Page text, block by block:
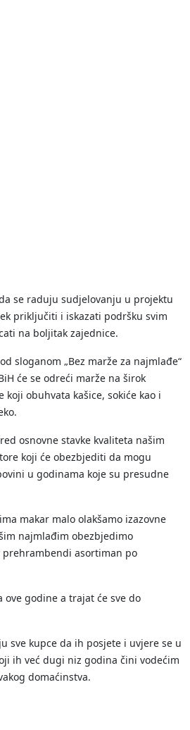
se raduju sudjelovanju u projektu
priključiti i iskazati podršku svim
na boljitak zajednice.
sloganom „Bez marže za najmlađe“
će se odreći marže na širok
obuhvata kašice, sokiće kao i
osnovne stavke kvaliteta našim
koji će obezbjediti da mogu
u godinama koje su presudne
makar malo olakšamo izazovne
najmlađim obezbjedimo
asortiman po
ove godine a trajat će sve do
sve kupce da ih posjete i uvjere se u
ih već dugi niz godina čini vodećim
domaćinstva.